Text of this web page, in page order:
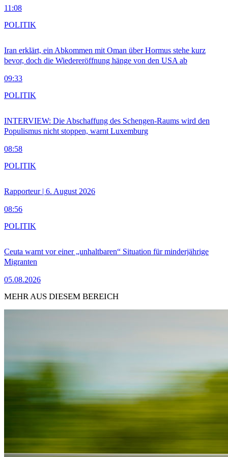
11:08
Iran erklärt, ein Abkommen mit Oman über Hormus stehe kurz
bevor, doch die Wiedereröffnung hänge von den USA ab
09:33
POLITIK
INTERVIEW: Die Abschaffung des Schengen-Raums wird den
Populismus nicht stoppen, warnt Luxemburg
08:58
POLITIK
Rapporteur | 6. August 2026
08:56
POLITIK
Ceuta warnt vor einer „unhaltbaren“ Situation für minderjährige
Migranten
05.08.2026
POLITIK
MEHR AUS DIESEM BEREICH